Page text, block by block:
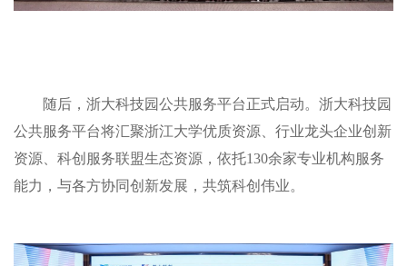
随后，浙大科技园公共服务平台正式启动。浙大科技园
公共服务平台将汇聚浙江大学优质资源、行业龙头企业创新
资源、科创服务联盟生态资源，依托130余家专业机构服务
能力，与各方协同创新发展，共筑科创伟业。